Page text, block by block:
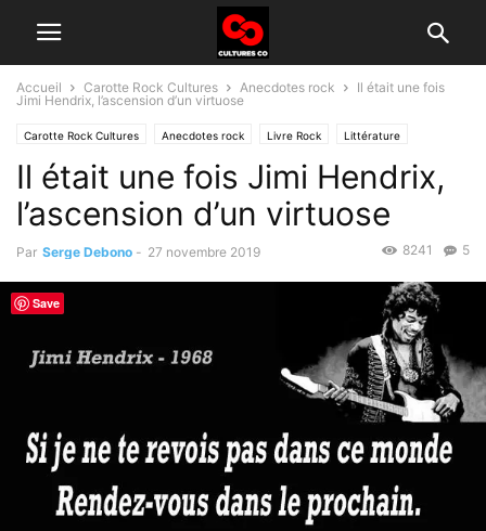
Accueil Carotte Rock Cultures Anecdotes rock
Il était une fois
Jimi Hendrix, l’ascension d’un virtuose
Carotte Rock Cultures Anecdotes rock Livre Rock Littérature
Citations Histoire du rock
Il était une fois Jimi Hendrix,
l’ascension d’un virtuose
Par Serge Debono - 27 novembre 2019 5
8241
Save